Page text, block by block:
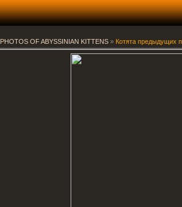
PHOTOS OF ABYSSINIAN KITTENS» Котята предыдущих